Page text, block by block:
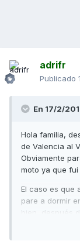
adrifr
Publicado
En 17/2/
Hola familia,
de Valencia al
Obviamente
moto ya que
El caso es que
pare a dormir
bien, después
de que perdía